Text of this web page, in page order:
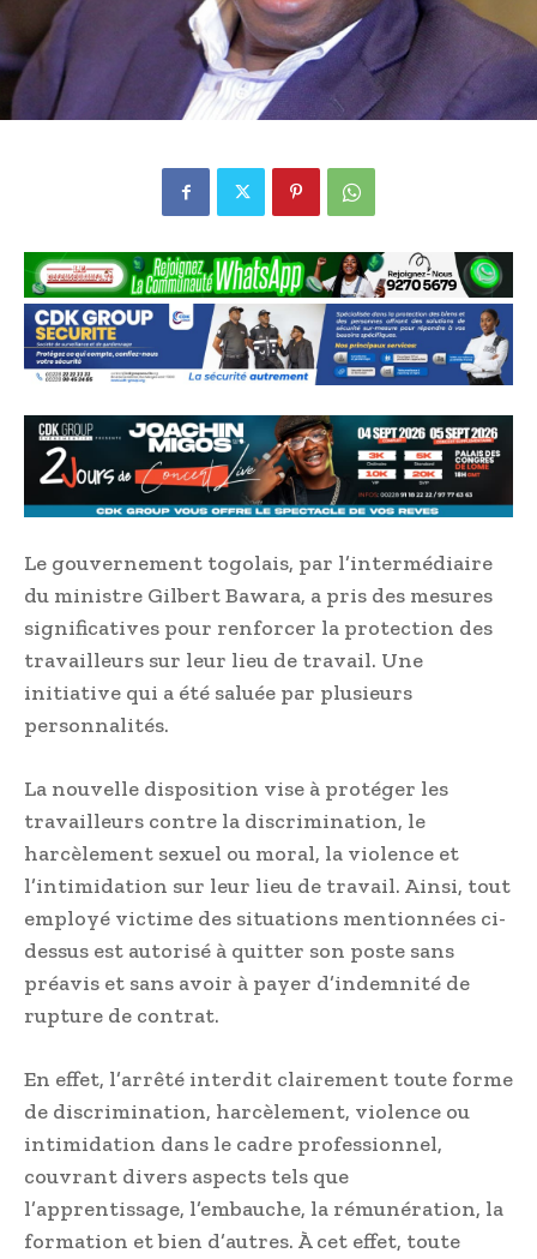
Le gouvernement togolais, par l’intermédiaire
du ministre Gilbert Bawara, a pris des mesures
significatives pour renforcer la protection des
travailleurs sur leur lieu de travail. Une
initiative qui a été saluée par plusieurs
personnalités.
La nouvelle disposition vise à protéger les
travailleurs contre la discrimination, le
harcèlement sexuel ou moral, la violence et
l’intimidation sur leur lieu de travail. Ainsi, tout
employé victime des situations mentionnées ci-
dessus est autorisé à quitter son poste sans
préavis et sans avoir à payer d’indemnité de
rupture de contrat.
En effet, l’arrêté interdit clairement toute forme
de discrimination, harcèlement, violence ou
intimidation dans le cadre professionnel,
couvrant divers aspects tels que
l’apprentissage, l’embauche, la rémunération, la
formation et bien d’autres. À cet effet, toute